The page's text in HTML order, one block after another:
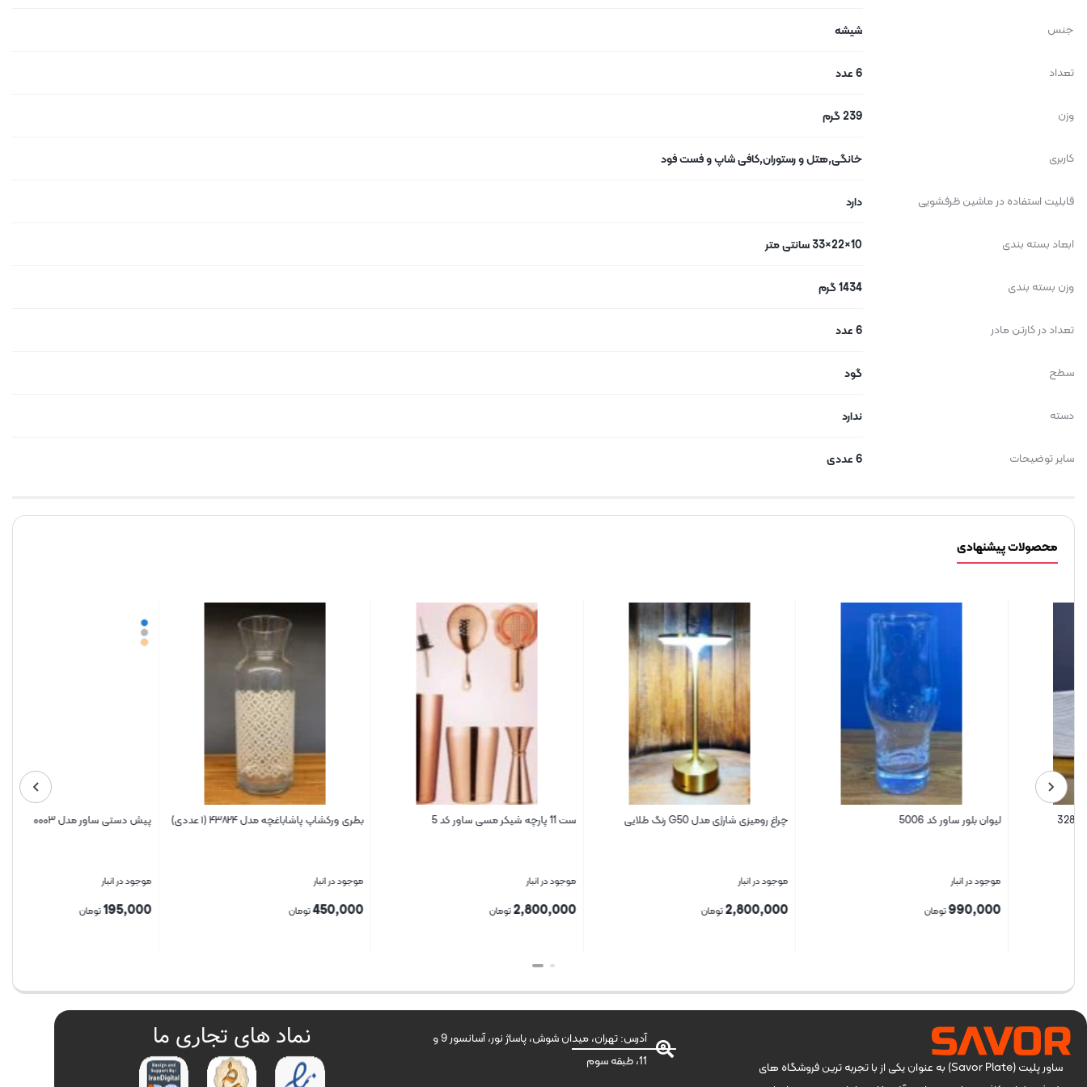
جنس شیشه
تعداد 6 عدد
وزن 239 گرم
کاربری خانگی,هتل و رستوران,کافی شاپ و فست فود
قابلیت استفاده در ماشین ظرفشویی دارد
ابعاد بسته بندی 10×22×33 سانتی متر
وزن بسته بندی 1434 گرم
تعداد در کارتن مادر 6 عدد
سطح گود
دسته ندارد
سایر توضیحات 6 عددی
محصولات پیشنهادی
لیوان بلور ساور کد 5006
تومان
چراغ رومیزی شارژی مدل G50 رنگ طلایی
تومان
ست 11 پارچه شیکر مسی ساور کد 5
تومان
بطری ورکشاپ پاشاباغچه مدل ۴۳۸۲۴ (۱ عددی)
تومان
پیش دستی ساور مدل ۰۰۰۳
تومان
ساور پلیت (Savor Plate) به عنوان یکی از با تجربه ترین فروشگاه های
آدرس: تهران، میدان شوش، پاساژ نور، آسانسور 9 و
11، طبقه سوم
نماد های تجاری ما